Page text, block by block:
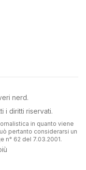
nerd.
i diritti riservati.
in quanto viene
pertanto considerarsi un
n° 62 del 7.03.2001.